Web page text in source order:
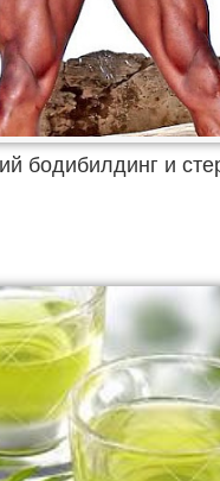
бодибилдинг и